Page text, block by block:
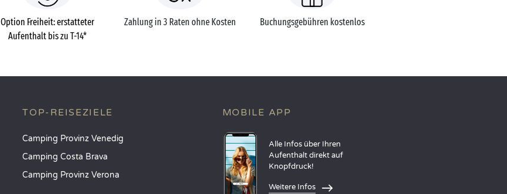
Option Freiheit: erstatteter
Aufenthalt bis zu T-14*
Zahlung in 3 Raten ohne Kosten Buchungsgebühren kostenlos
TOP-REISEZIELE
Camping Provinz Venedig
Camping Costa Brava
Camping Provinz Verona
MOBILE APP
Alle Infos über Ihren
Aufenthalt direkt auf
Knopfdruck!
Weitere Infos